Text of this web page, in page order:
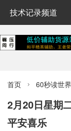
技术记录频道
首页  60秒读世界
2月20日星期
平安喜乐